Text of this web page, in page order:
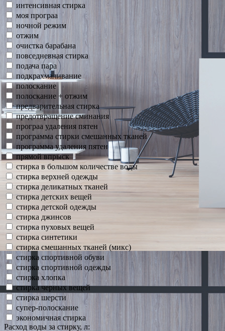
интенсивная стирка
моя програа
ночной режим
отжим
очистка барабана
повседневная стирка
подача пара
подкрахмаливание
полоскание
полоскание + отжим
предварительная стирка
предотвращение сминания
програа удаления пятен
программа стирки смешанных тканей
программа удаления пятен
прямой впрыск
стирка в большом количестве воды
стирка верхней одежды
стирка деликатных тканей
стирка детских вещей
стирка детской одежды
стирка джинсов
стирка пуховых вещей
стирка синтетики
стирка смешанных тканей (микс)
стирка спортивной обуви
стирка спортивной одежды
стирка хлопка
стирка черных вещей
стирка шерсти
супер-полоскание
экономичная стирка
Расход воды за стирку, л: